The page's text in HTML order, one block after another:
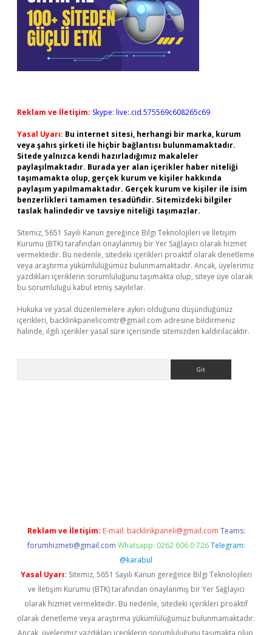
Reklam ve İletişim: Skype: live:.cid.575569c608265c69
Yasal Uyarı: Bu internet sitesi, herhangi bir marka, kurum
veya şahıs şirketi ile hiçbir bağlantısı bulunmamaktadır.
Sitede yalnızca kendi hazırladığımız makaleler
paylaşılmaktadır. Burada yer alan içerikler haber niteliği
taşımamakta olup, gerçek kurum ve kişiler hakkında
paylaşım yapılmamaktadır. Gerçek kurum ve kişiler ile isim
benzerlikleri tamamen tesadüfidir. Sitemizdeki bilgiler
taslak halindedir ve tavsiye niteliği taşımazlar.
Sitemiz, 5651 Sayılı Kanun gereğince Bilgi Teknolojileri ve İletişim
Kurumu (BTK) tarafından onaylanmış bir Yer Sağlayıcı olarak hizmet
vermektedir. Bu nedenle, sitedeki içerikleri proaktif olarak denetleme
veya araştırma yükümlülüğümüz bulunmamaktadır. Ancak, üyelerimiz
yazdıkları içeriklerin sorumluluğunu taşımakta olup, siteye üye olarak
bu sorumluluğu kabul etmiş sayılırlar.
Hukuka ve yasal düzenlemelere aykırı olduğunu düşündüğünüz
içerikleri, backlinkpanelicomtr@gmail.com adresine bildirmeniz
halinde, ilgili içerikler yasal süre içerisinde sitemizden kaldırılacaktır.
Reklam ve İletişim: E-mail: backlinkpaneli@gmail.com Teams:
forumhizmeti@gmail.com Whatsapp: 0262 606 0 726 Telegram:
@karabul
Yasal Uyarı: Sitemiz, 5651 Sayılı Kanun gereğince Bilgi Teknolojileri
ve İletişim Kurumu (BTK) tarafından onaylanmış bir Yer Sağlayıcı
olarak hizmet vermektedir. Bu nedenle, sitedeki içerikleri proaktif
olarak denetleme veya araştırma yükümlülüğümüz bulunmamaktadır.
Ancak, üyelerimiz yazdıkları içeriklerin sorumluluğunu taşımakta olup,